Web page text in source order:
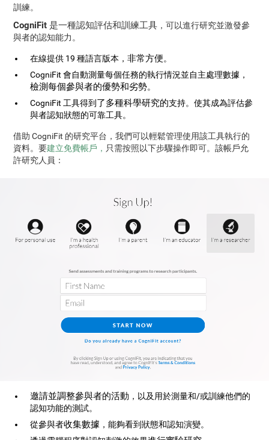
訓練。
CogniFit 是一種認知評估和訓練工具 ，可以進行研究並激發參
與者的認知能力。
在線提供 19 種語言版本，非常方便。
CogniFit 會自動測量每個任務的執行情況並自主處理數據，
檢測每個參與者的優勢和劣勢。
CogniFit 工具得到了多種科學研究的支持。使其成為評估參
與者認知狀態的可靠工具。
借助 CogniFit 的研究平台，我們可以輕鬆管理使用該工具執行的
資料。要建立免費帳戶， 只需按照以下步驟操作即可。該帳戶允
許研究人員：
邀請並調整參與者的活動 ，以及用於測量和/或訓練他們的
認知功能的測試。
從參與者收集數據 ，能夠看到狀態和認知演變。